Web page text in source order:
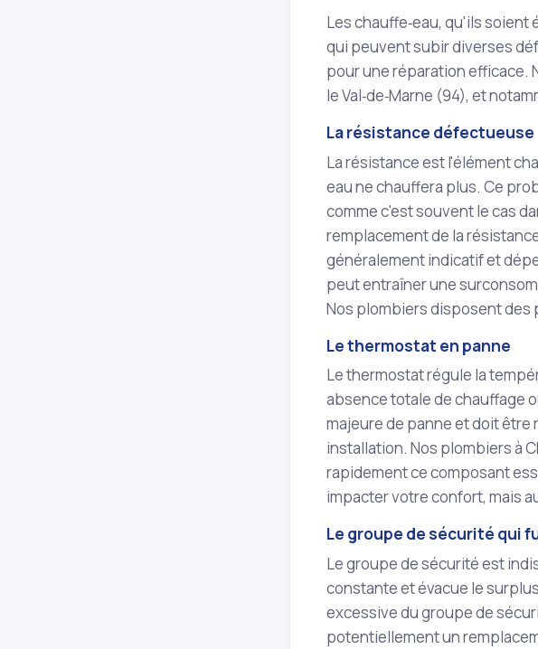
Les chauffe‑eau, qu'ils
qui peuvent subir diverses
pour une réparation efficace.
le Val‑de‑Marne (94), et
La résistance défectueuse
La résistance est l'élément
eau ne chauffera plus. Ce
comme c'est souvent le cas
remplacement de la
généralement indicatif et
peut entraîner une
Nos plombiers disposent des
Le thermostat en panne
Le thermostat régule la
absence totale de chauffage
majeure de panne et doit
installation. Nos plombiers à
rapidement ce composant
impacter votre confort, mais
Le groupe de sécurité qui
Le groupe de sécurité est
constante et évacue le
excessive du groupe de
potentiellement un